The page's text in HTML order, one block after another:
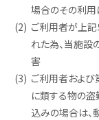
場合のその利
(2) ご利用者が上記
れた為、当施設
害
(3) ご利用者および
に類する物の盗
込みの場合は、